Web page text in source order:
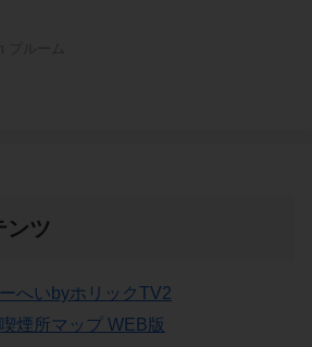
ンツ
へいbyホリックTV2
喫煙所マップ WEB版